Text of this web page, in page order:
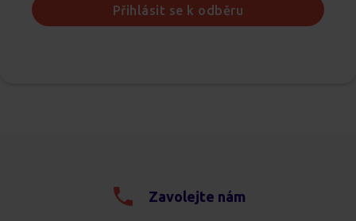
Přihlásit se k odběru
Zavolejte nám